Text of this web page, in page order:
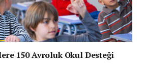
150 Avroluk Okul Desteği